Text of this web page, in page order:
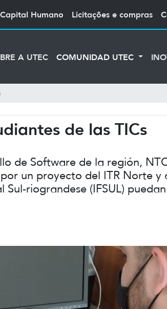
Capital Humano Licitações e compras
A UTEC COMUNIDAD UTEC
de las TICs
de Software de la región,
un proyecto del ITR Norte
riograndese (IFSUL)